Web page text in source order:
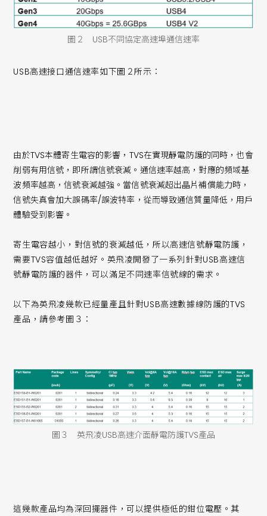
圖２ USB不同協定高速埠通信速率
USB高速接口通信速率如下圖２所示：
圖３ 英飛凌USB高速介面靜電防護TVS產品
由於TVS本體寄生電容的影響，TVS在實現靜電防護的同時，也會
削弱有用信號，即所謂信號衰減。通信速率越高，對應的頻域基
波頻率越高，信號衰減越強。當信號衰減超出晶片補償能力時，
信號失真會加大誤碼率/誤波特率，從而導致通信質量降低，用戶
體驗受到影響。
寄生電容越小，對信號的衰減越低，所以高速信號靜電防護，
需要TVS容值越低越好。英飛凌開發了一系列針對USB高速信
號靜電防護的器件，可以滿足不同速率信號線的需求。
以下為英飛凌幾款已經量產且針對USB高速數據線防護的TVS
產品，請參考圖３：
這幾款產品均為深回擺器件，可以提供極低的鉗位電壓。其